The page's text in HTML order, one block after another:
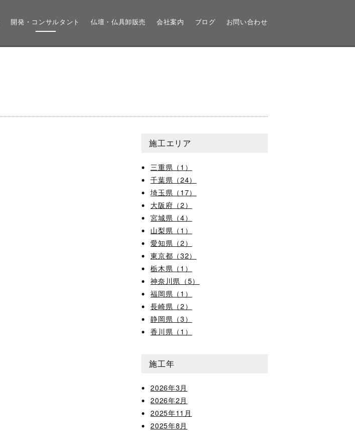
開発・コンサルタント 仏壇・仏具卸販売 会社案内 ブログ お問い合わせ
施工エリア
三重県（1）
千葉県（24）
埼玉県（17）
大阪府（2）
宮城県（4）
山梨県（1）
愛知県（2）
東京都（32）
栃木県（1）
神奈川県（5）
福岡県（1）
長崎県（2）
静岡県（3）
香川県（1）
施工年
2026年3月
2026年2月
2025年11月
2025年8月